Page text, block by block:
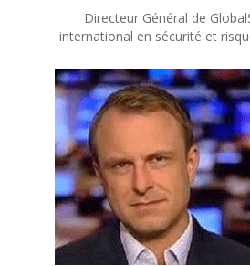
Directeur Général de
international en sécurité et